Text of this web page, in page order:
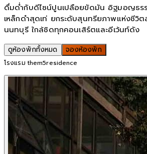
ดื่มด่ำกับดีไซน์ปูนเปลือยขัดมัน อิฐมอญธรร
เหล็กดำสุดเท่ ยกระดับสุนทรียภาพแห่งชีวิต
นนทบุรี ใกล้ชิดทุกคอนเสิร์ตและอีเว้นท์ดัง
ดูห้องพักทั้งหมด จองห้องพัก
โรงแรม them5residence